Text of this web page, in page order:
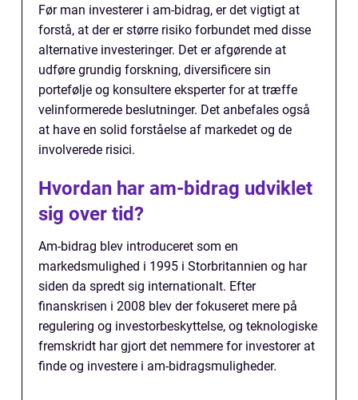
Før man investerer i am-bidrag, er det vigtigt at
forstå, at der er større risiko forbundet med disse
alternative investeringer. Det er afgørende at
udføre grundig forskning, diversificere sin
portefølje og konsultere eksperter for at træffe
velinformerede beslutninger. Det anbefales også
at have en solid forståelse af markedet og de
involverede risici.
Hvordan har am-bidrag udviklet
sig over tid?
Am-bidrag blev introduceret som en
markedsmulighed i 1995 i Storbritannien og har
siden da spredt sig internationalt. Efter
finanskrisen i 2008 blev der fokuseret mere på
regulering og investorbeskyttelse, og teknologiske
fremskridt har gjort det nemmere for investorer at
finde og investere i am-bidragsmuligheder.